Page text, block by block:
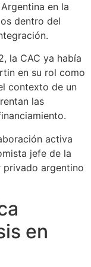
en la
dentro del
la CAC ya había
en su rol como
contexto de un
las
activa
jefe de la
privado argentino
en